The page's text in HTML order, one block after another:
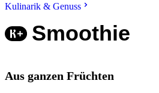
Kulinarik & Genuss
Smoothie
Aus ganzen Früchten